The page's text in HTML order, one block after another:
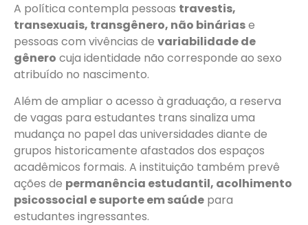
A política contempla pessoas travestis,
transexuais, transgênero, não bináriase
pessoas com vivências de variabilidade de
gênero cuja identidade não corresponde ao sexo
atribuído no nascimento.
Além de ampliar o acesso à graduação, a reserva
de vagas para estudantes trans sinaliza uma
mudança no papel das universidades diante de
grupos historicamente afastados dos espaços
acadêmicos formais. A instituição também prevê
ações de permanência estudantil, acolhimento
psicossocial e suporte em saúde para
estudantes ingressantes.